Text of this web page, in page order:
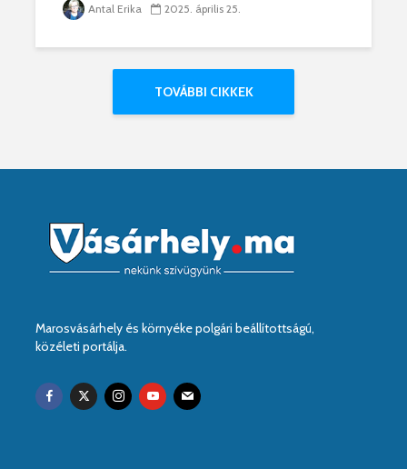
Antal Erika 2025. április 25.
TOVÁBBI CIKKEK
Marosvásárhely és környéke polgári beállítottságú,
közéleti portálja.